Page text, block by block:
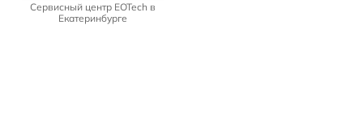
Сервисный центр EOTech в
Екатеринбурге